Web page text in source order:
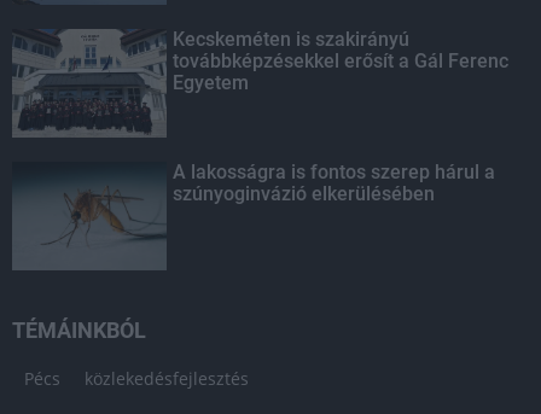
Kecskeméten is szakirányú
továbbképzésekkel erősít a Gál Ferenc
Egyetem
A lakosságra is fontos szerep hárul a
szúnyoginvázió elkerülésében
TÉMÁINKBÓL
Pécs közlekedésfejlesztés